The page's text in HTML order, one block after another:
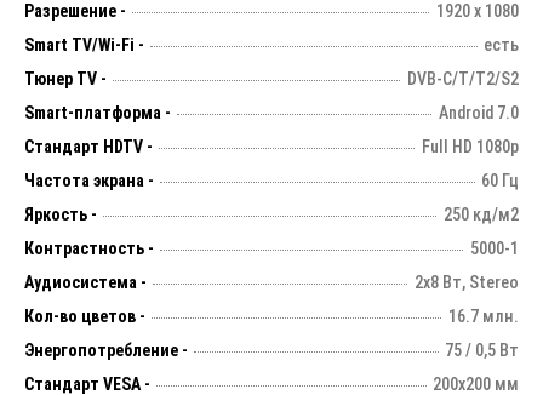
Разрешение -
1920 х 1080
Smart TV/Wi-Fi -
есть
Тюнер TV -
DVB-C/T/T2/S2
Smart-платформа -
Android 7.0
Стандарт HDTV -
Full HD 1080p
Частота экрана -
60 Гц
Яркость -
250 кд/м2
Контрастность -
5000-1
Аудиосистема -
2х8 Вт, Stereo
Кол-во цветов -
16.7 млн.
Энергопотребление -
75 / 0,5 Вт
Стандарт VESA -
200х200 мм